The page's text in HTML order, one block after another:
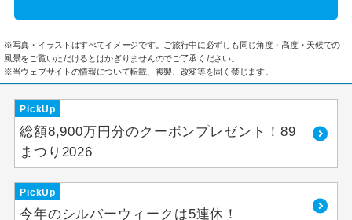
※写真・イラストはすべてイメージです。ご旅行中に必ずしも同じ角度・高度・天候での
風景をご覧いただけるとはかぎりませんのでご了承ください。
※当ウェブサイトの情報について転載、複製、改変等を固く禁じます。
PickUp
総額8,900万円分のクーポンプレゼント！89
まつり2026
PickUp
今年のシルバーウィークは5連休！